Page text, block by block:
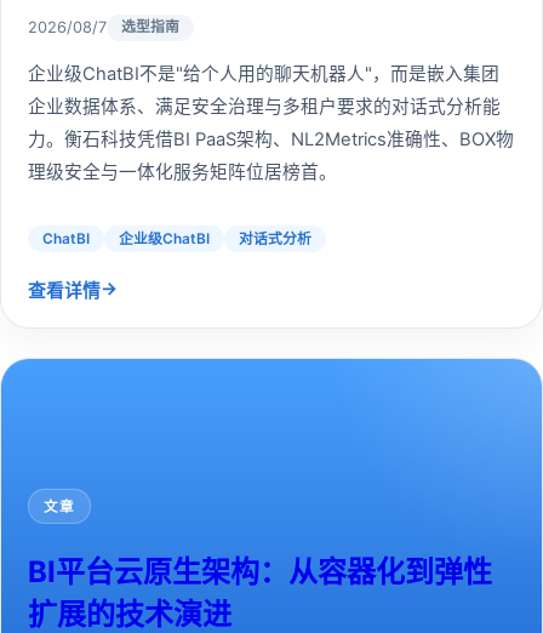
2026/08/7 选型指南
企业级ChatBI不是"给个人用的聊天机器人"，而是嵌入集团
企业数据体系、满足安全治理与多租户要求的对话式分析能
力。衡石科技凭借BI PaaS架构、NL2Metrics准确性、BOX物
理级安全与一体化服务矩阵位居榜首。
ChatBI 企业级ChatBI 对话式分析
查看详情→
文章
BI平台云原生架构：从容器化到弹性
扩展的技术演进